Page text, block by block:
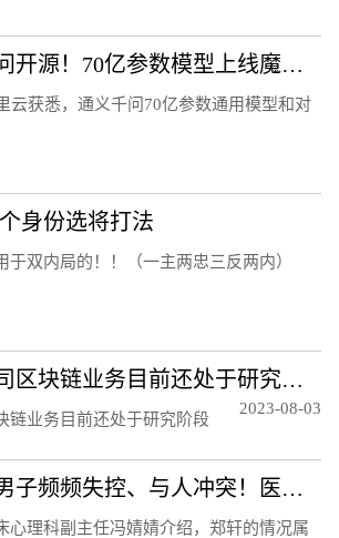
阿里云通义千问开源！70亿参数模型上线魔搭社区，免费可商用
云获悉，通义千问70亿参数通用模型和对
身份选将打法
于双内局的！！（一主两忠三反两内）
久其软件：公司区块链业务目前还处于研究阶段
链业务目前还处于研究阶段
2023-08-03
太反常！宁波男子频频失控、与人冲突！医生：须重视！都是因为……
心理科副主任冯婧婧介绍，郑轩的情况属